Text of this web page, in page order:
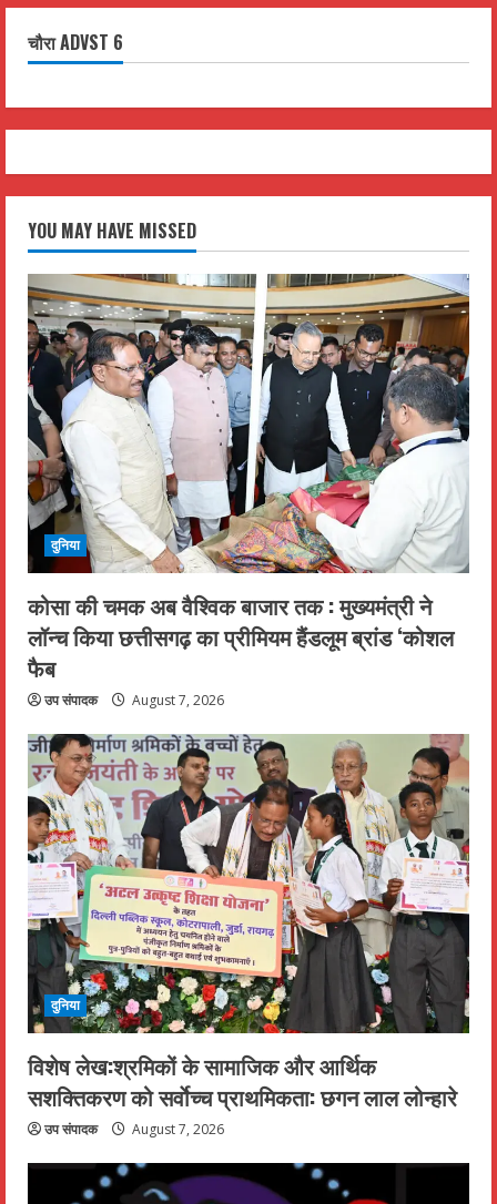
चौरा ADVST 6
YOU MAY HAVE MISSED
दुनिया
कोसा की चमक अब वैश्विक बाजार तक : मुख्यमंत्री ने
लॉन्च किया छत्तीसगढ़ का प्रीमियम हैंडलूम ब्रांड ‘कोशल
फैब
उप संपादक August 7, 2026
दुनिया
विशेष लेख:श्रमिकों के सामाजिक और आर्थिक
सशक्तिकरण को सर्वाेच्च प्राथमिकता: छगन लाल लोन्हारे
उप संपादक August 7, 2026